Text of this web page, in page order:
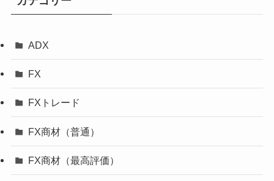
ADX
FX
FXトレード
FX商材（普通）
FX商材（最高評価）